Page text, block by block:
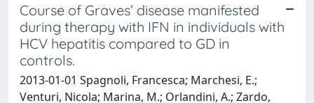
Course of Graves’ disease manifested
during therapy with IFN in individuals with
HCV hepatitis compared to GD in
controls.
2013-01-01 Spagnoli, Francesca; Marchesi, E.;
Venturi, Nicola; Marina, M.; Orlandini, A.; Zardo,